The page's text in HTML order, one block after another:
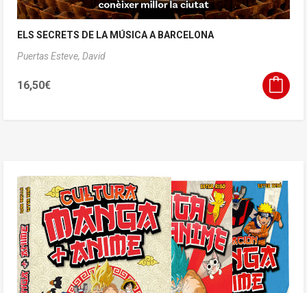
ELS SECRETS DE LA MÚSICA A BARCELONA
Puertas Esteve, David
16,50€